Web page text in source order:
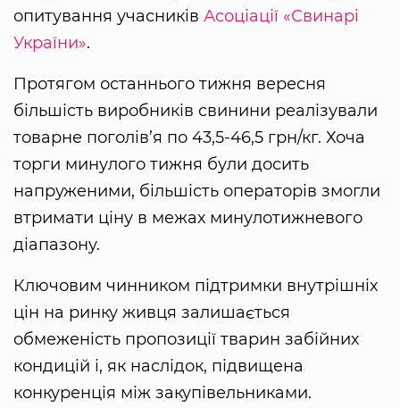
опитування учасників Асоціації «Свинарі
України».
Протягом останнього тижня вересня
більшість виробників свинини реалізували
товарне поголів’я по 43,5-46,5 грн/кг. Хоча
торги минулого тижня були досить
напруженими, більшість операторів змогли
втримати ціну в межах минулотижневого
діапазону.
Ключовим чинником підтримки внутрішніх
цін на ринку живця залишається
обмеженість пропозиції тварин забійних
кондицій і, як наслідок, підвищена
конкуренція між закупівельниками.